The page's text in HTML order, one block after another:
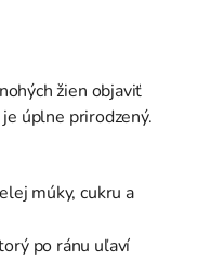
žien objaviť
úplne prirodzený.
múky, cukru a
po ránu uľaví